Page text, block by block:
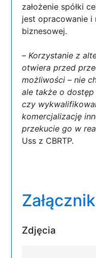
założenie spółki
jest opracowanie i
biznesowej.
– Korzystanie z
otwiera przed
możliwości – nie
ale także o
czy
komercjalizację
przekucie go w
Uss z CBRTP.
Zdjęcia